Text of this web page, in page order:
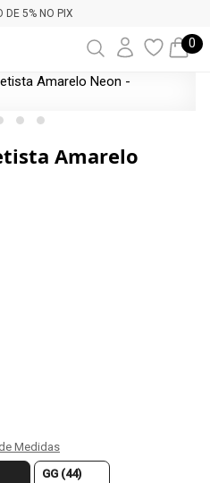
DE 5% NO PIX
0
Amarelo
Medidas
GG (44)